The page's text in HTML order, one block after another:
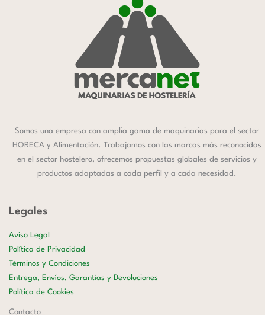
Somos una empresa con amplia gama de maquinarias para el sector
HORECA y Alimentación. Trabajamos con las marcas más reconocidas
en el sector hostelero, ofrecemos propuestas globales de servicios y
productos adaptadas a cada perfil y a cada necesidad.
Legales
Aviso Legal
Política de Privacidad
Términos y Condiciones
Entrega, Envíos, Garantías y Devoluciones
Política de Cookies
Contacto